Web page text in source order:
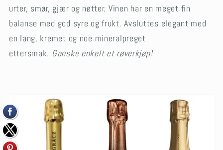
urter, smør, gjær og nøtter. Vinen har en meget fin
balanse med god syre og frukt. Avsluttes elegant med
en lang, kremet og noe mineralpreget
ettersmak. Ganske enkelt et røverkjøp!